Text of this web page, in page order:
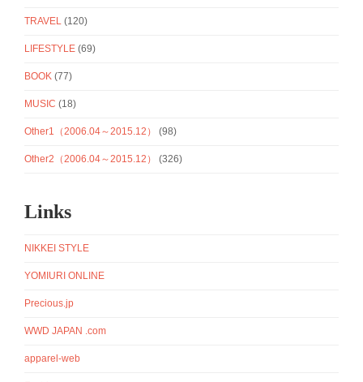
TRAVEL (120)
LIFESTYLE (69)
BOOK (77)
MUSIC (18)
Other1（2006.04～2015.12） (98)
Other2（2006.04～2015.12） (326)
Links
NIKKEI STYLE
YOMIURI ONLINE
Precious.jp
WWD JAPAN .com
apparel-web